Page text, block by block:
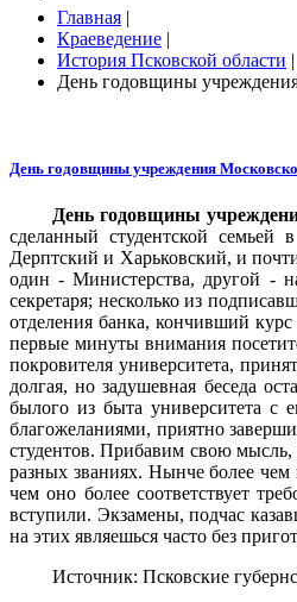
Главная |
Краеведение |
История Псковской области |
День годовщины
День годовщины учреждения
День годовщины
сделанный студентской семьей
Дерптский и Харьковский, и
один - Министерства, другой -
секретаря; несколько из
отделения банка, кончивший
первые минуты внимания
покровителя университета,
долгая, но задушевная беседа
былого из быта университета с
благожеланиями, приятно
студентов. Прибавим свою мысль,
разных званиях. Нынче более
чем оно более соответствует
вступили. Экзамены, подчас
на этих являешься часто без
Источник: Псковские